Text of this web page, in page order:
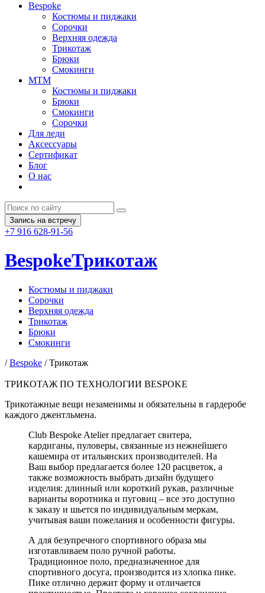
Bespoke
Костюмы и пиджаки
Сорочки
Верхняя одежда
Трикотаж
Брюки
Смокинги
MTM
Костюмы и пиджаки
Брюки
Смокинги
Сорочки
Для леди
Аксессуары
Сертификат
Блог
О нас
Запись на встречу
+7 916 628-91-56
BespokeТрикотаж
Костюмы и пиджаки
Сорочки
Верхняя одежда
Трикотаж
Брюки
Смокинги
/Bespoke /Трикотаж
ТРИКОТАЖ ПО ТЕХНОЛОГИИ BESPOKE
Трикотажные вещи незаменимы и обязательны в гардеробе
каждого джентльмена.
Club Bespoke Atelier предлагает свитера,
кардиганы, пуловеры, связанные из нежнейшего
кашемира от итальянских производителей. На
Ваш выбор предлагается более 120 расцветок, а
также возможность выбрать дизайн будущего
изделия: длинный или короткий рукав, различные
варианты воротника и пуговиц – все это доступно
к заказу и шьется по индивидуальным меркам,
учитывая ваши пожелания и особенности фигуры.
А для безупречного спортивного образа мы
изготавливаем поло ручной работы.
Традиционное поло, предназначенное для
спортивного досуга, производится из хлопка пике.
Пике отлично держит форму и отличается